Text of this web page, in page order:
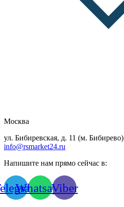
Москва
ул. Бибиревская, д. 11 (м. Бибирево)
info@rsmarket24.ru
Напишите нам прямо сейчас в:
WhatsappViber